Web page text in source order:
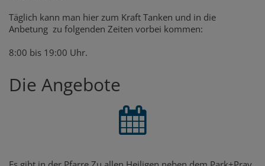
Täglich kann man hier zum Kraft Tanken und in die
Anbetung zu folgenden Zeiten vorbei kommen:
8:00 bis 19:00 Uhr.
Die Angebote